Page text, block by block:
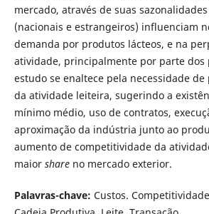
mercado, através de suas
(nacionais e estrangeiros) influenciam
demanda por produtos lácteos, e na
atividade, principalmente por parte dos
estudo se enaltece pela necessidade
da atividade leiteira, sugerindo a
mínimo médio, uso de contratos,
aproximação da indústria junto ao
aumento de competitividade da
maior shareno mercado exterior.
Palavras-chave: Custos.